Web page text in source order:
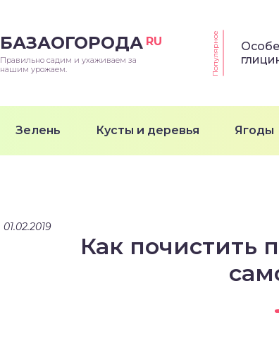
БАЗАОГОРОДА RU
Правильно садим и ухаживаем за
нашим урожаем.
Популярное
Зелень Кусты и деревья Ягоды
01.02.2019
Как почистить